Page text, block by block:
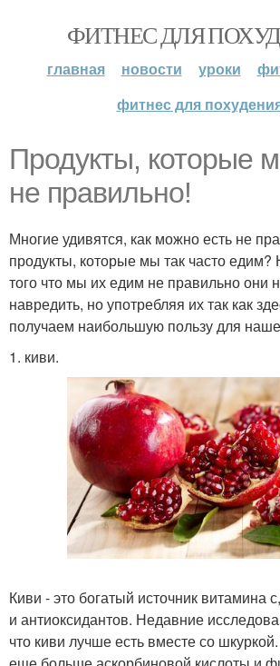
ФИТНЕС ДЛЯ
главная новости уроки
фитнес для
Продукты, которые
не правильно!
Многие удивятся, как можно есть не
продукты, которые мы так часто едим?
того что мы их едим не правильно они
навредить, но употребляя их так как
получаем наибольшую пользу для
1. киви.
Киви - это богатый источник витамина
и антиоксидантов. Недавние
что киви лучше есть вместе со